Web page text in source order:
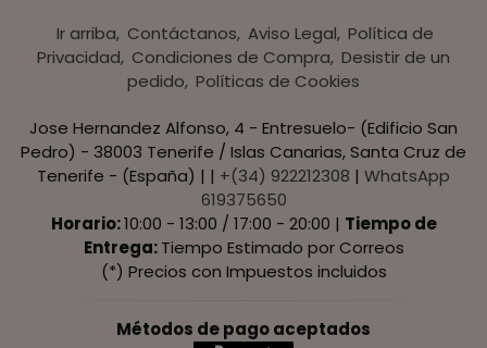
Ir arriba Contáctanos Aviso Legal Política de
Privacidad Condiciones de Compra Desistir de un
pedido Políticas de Cookies
Jose Hernandez Alfonso, 4 - Entresuelo- (Edificio San
Pedro) - 38003 Tenerife / Islas Canarias, Santa Cruz de
Tenerife - (España) | | +(34) 922212308 | WhatsApp
619375650
Horario:10:00 - 13:00 / 17:00 - 20:00 | Tiempo de
Entrega:Tiempo Estimado por Correos
(*) Precios con Impuestos incluidos
Métodos de pago aceptados